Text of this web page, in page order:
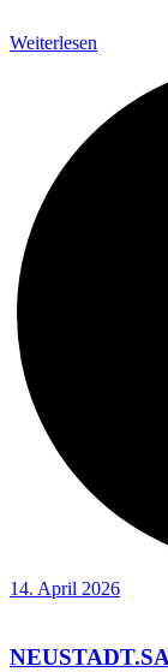
Weiterlesen
14. April 2026